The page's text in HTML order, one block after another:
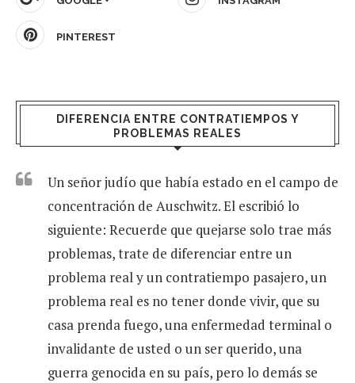
PINTEREST
DIFERENCIA ENTRE CONTRATIEMPOS Y
PROBLEMAS REALES
Un señor judío que había estado en el campo de
concentración de Auschwitz. El escribió lo
siguiente: Recuerde que quejarse solo trae más
problemas, trate de diferenciar entre un
problema real y un contratiempo pasajero, un
problema real es no tener donde vivir, que su
casa prenda fuego, una enfermedad terminal o
invalidante de usted o un ser querido, una
guerra genocida en su país, pero lo demás se